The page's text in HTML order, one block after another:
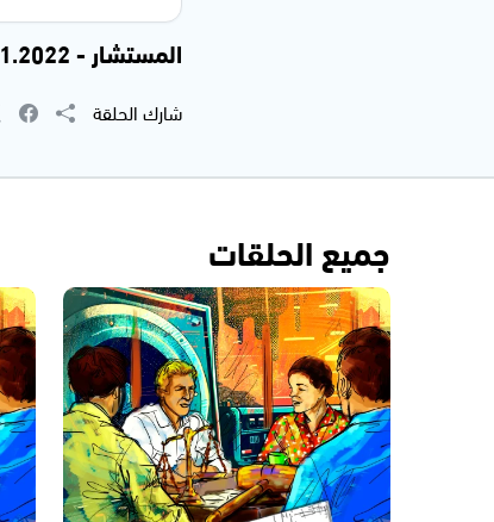
المستشار - 09.11.2022
شارك الحلقة
جميع الحلقات